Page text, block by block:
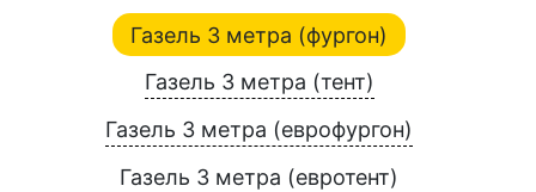
Газель 3 метра (фургон)
Газель 3 метра (тент)
Газель 3 метра (еврофургон)
Газель 3 метра (евротент)